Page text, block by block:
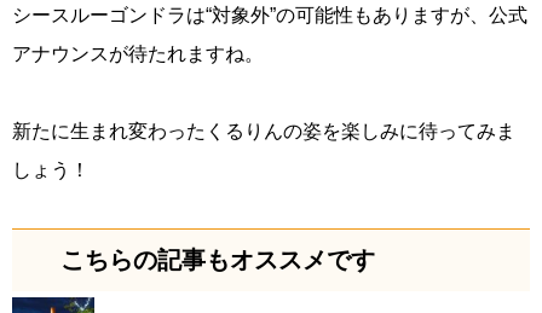
シースルーゴンドラは“対象外”の可能性もありますが、公式
アナウンスが待たれますね。
新たに生まれ変わったくるりんの姿を楽しみに待ってみま
しょう！
こちらの記事もオススメです